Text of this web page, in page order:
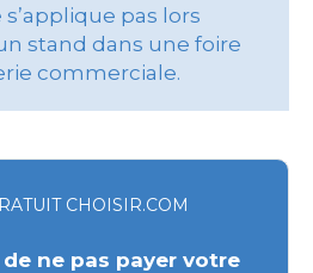
s’applique pas lors
stand dans une foire
commerciale.
CHOISIR.COM
ne pas payer votre